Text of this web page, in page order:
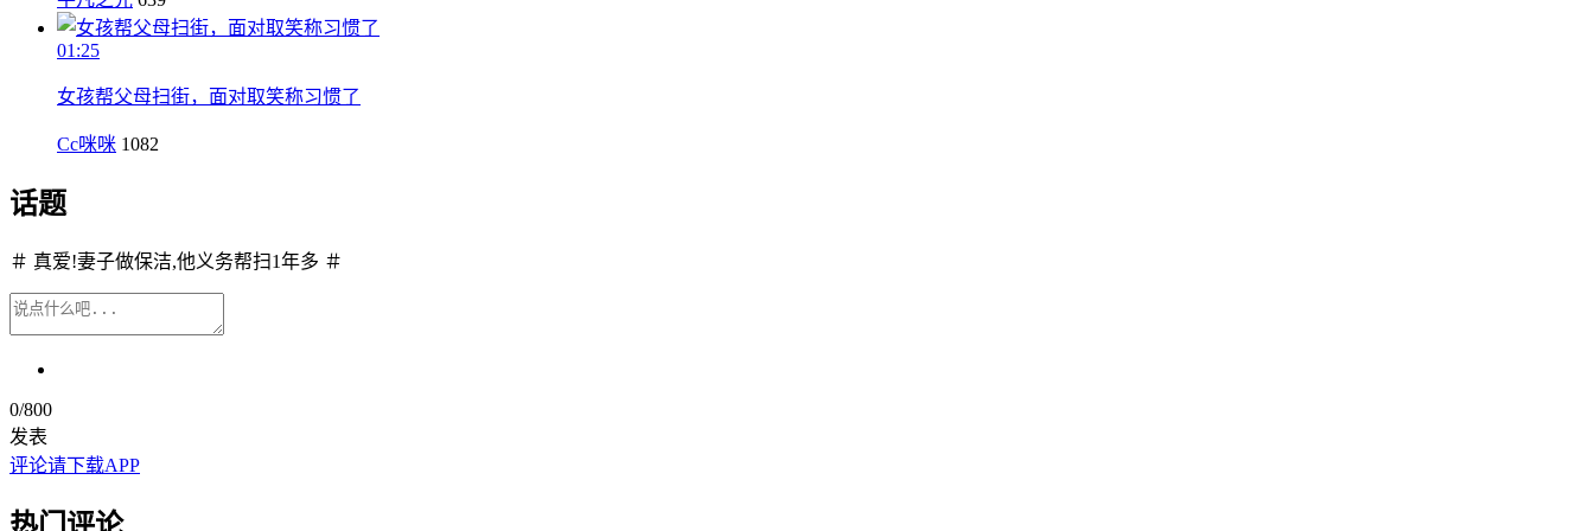
01:25
女孩帮父母扫街，面对取笑称习惯了
Cc咪咪 1082
话题
＃ 真爱!妻子做保洁,他义务帮扫1年多 ＃
0/800
发表
评论请下载APP